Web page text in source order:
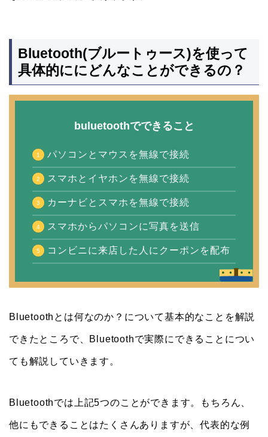
Bluetooth(ブルートゥース)を使って
具体的ににどんなことができるの？
buluetoothでできること
パソコンとマウスを無線で接続
スマホとイヤホンを無線で接続
カーナビとスマホを無線で接続
スマホからパソコンに写真を送信
コンビニに来店した人にクーポンを配布
Bluetoothとは何なのか？について基本的なことを解説
できたところで、Bluetoothで実際にできることについ
ても解説していきます。
Bluetoothでは上記5つのことができます。もちろん、
他にもできることはたくさんありますが、代表的な例